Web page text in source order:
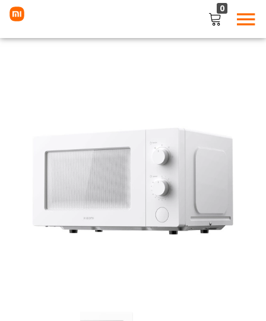
0
Remember me Lost password?